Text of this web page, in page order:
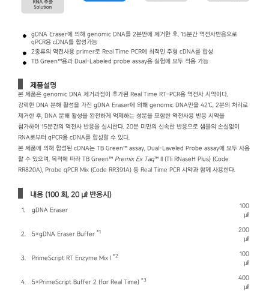
gDNA Eraser에 의해 genomic DNA를 2분만에 제거한 후, 15분간 역전사반응으로
qPCR용 cDNA를 합성가능
2종류의 역전사용 primer로 Real Time PCR에 최적인 주형 cDNA를 합성
TB Green™용과 Dual-Labeled probe assay용 실험에 모두 적용 가능
제품설명
본 제품은 genomic DNA 제거과정이 추가된 Real Time RT-PCR용 역전사 시약이다.
강력한 DNA 분해 활성을 가진 gDNA Eraser에 의해 genomic DNA만을 42℃, 2분의 처리로
제거한 후, DNA 분해 활성을 완전하게 억제하는 성분을 포함한 역전사용 반응 시약을
첨가하여 15분간의 역전사 반응을 실시한다. 20분 미만의 신속한 반응으로 샘플의 손실없이
RNA로부터 qPCR용 cDNA를 합성할 수 있다.
본 제품에 의해 합성된 cDNA는 TB Green™ assay, Dual-Laveled Probe assay에 모두 사용
할 수 있으며, 목적에 따라 TB Green™ Premix Ex Taq™ II (Tli RNaseH Plus) (Code
RR820A), Probe qPCR Mix (Code RR391A) 등 Real Time PCR 시약과 함께 사용한다.
내용 (100 회, 20 ㎕ 반응시)
1. gDNA Eraser
100
㎕
2. 5×gDNA Eraser Buffer *1
200
㎕
3. PrimeScript RT Enzyme Mix I *2
100
㎕
4. 5×PrimeScript Buffer 2 (for Real Time) *3
400
㎕